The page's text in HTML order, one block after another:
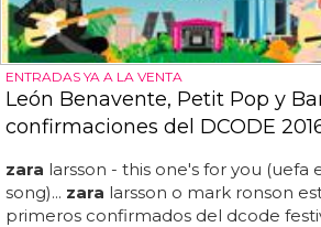
ENTRADAS YA A LA VENTA
León Benavente, Petit Pop y
confirmaciones del DCODE
zara larsson - this one's for you (uefa
song)... zara larsson o mark ronson
primeros confirmados del dcode